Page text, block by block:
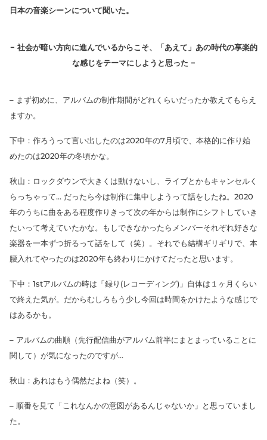
日本の音楽シーンについて聞いた。
− 社会が暗い方向に進んでいるからこそ、「あえて」あの時代の享楽的
な感じをテーマにしようと思った −
– まず初めに、アルバムの制作期間がどれくらいだったか教えてもらえ
ますか。
下中：作ろうって言い出したのは2020年の7月頃で、本格的に作り始
めたのは2020年の冬頃かな。
秋山：ロックダウンで大きくは動けないし、ライブとかもキャンセルく
らっちゃって… だったら今は制作に集中しようって話をしたね。2020
年のうちに曲をある程度作りきって次の年からは制作にシフトしていき
たいって考えていたかな。もしできなかったらメンバーそれぞれ好きな
楽器を一本ずつ折るって話をして（笑）。それでも結構ギリギリで、本
腰入れてやったのは2020年も終わりにかけてだったと思います。
下中：1stアルバムの時は「録り(レコーディング)」自体は１ヶ月くらい
で終えた気が。だからむしろもう少し今回は時間をかけたような感じで
はあるかも。
– アルバムの曲順（先行配信曲がアルバム前半にまとまっていることに
関して）が気になったのですが…
秋山：あれはもう偶然だよね（笑）。
– 順番を見て「これなんかの意図があるんじゃないか」と思っていまし
た。